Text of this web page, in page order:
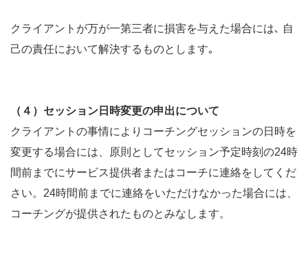
クライアントが万が一第三者に損害を与えた場合には､ 自
己の責任において解決するものとします｡
（４）セッション日時変更の申出について
クライアントの事情によりコーチングセッションの日時を
変更する場合には、原則としてセッション予定時刻の24時
間前までにサービス提供者またはコーチに連絡をしてくだ
さい。24時間前までに連絡をいただけなかった場合には、
コーチングが提供されたものとみなします。